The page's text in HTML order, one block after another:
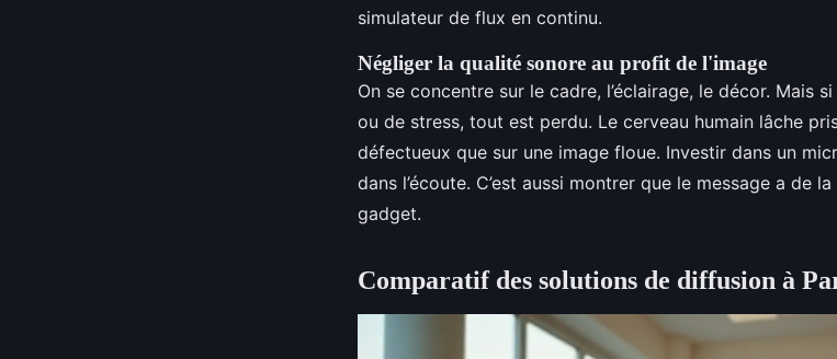
simulateur de flux en continu.
Négliger la qualité sonore au profit de l'image
On se concentre sur le cadre, l’éclairage, le décor. Mais
ou de stress, tout est perdu. Le cerveau humain lâche
défectueux que sur une image floue. Investir dans un
dans l’écoute. C’est aussi montrer que le message a de
gadget.
Comparatif des solutions de diffusion à